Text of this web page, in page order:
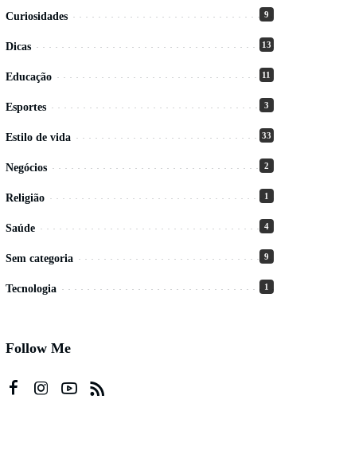
Curiosidades 9
Dicas 13
Educação 11
Esportes 3
Estilo de vida 33
Negócios 2
Religião 1
Saúde 4
Sem categoria 9
Tecnologia 1
Follow Me